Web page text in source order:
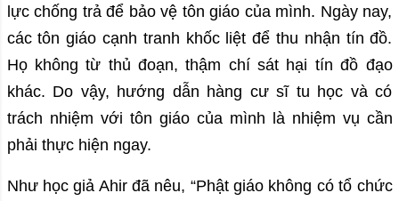
lực chống trả để bảo vệ tôn giáo của mình. Ngày nay,
các tôn giáo cạnh tranh khốc liệt để thu nhận tín đồ.
Họ không từ thủ đoạn, thậm chí sát hại tín đồ đạo
khác. Do vậy, hướng dẫn hàng cư sĩ tu học và có
trách nhiệm với tôn giáo của mình là nhiệm vụ cần
phải thực hiện ngay.
Như học giả Ahir đã nêu, “Phật giáo không có tổ chức